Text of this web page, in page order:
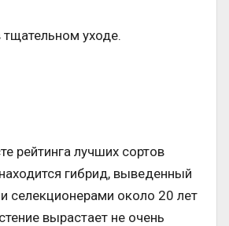
уходе.
рейтинга лучших сортов
гибрид, выведенный
селекционерами около 20 лет
вырастает не очень